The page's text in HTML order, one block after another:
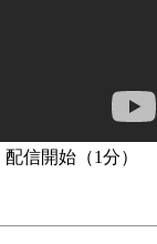
信開始（1分）